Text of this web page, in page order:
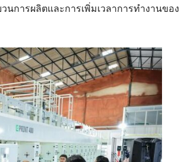
นการผลิตและการเพิ่มเวลาการทำงานของ